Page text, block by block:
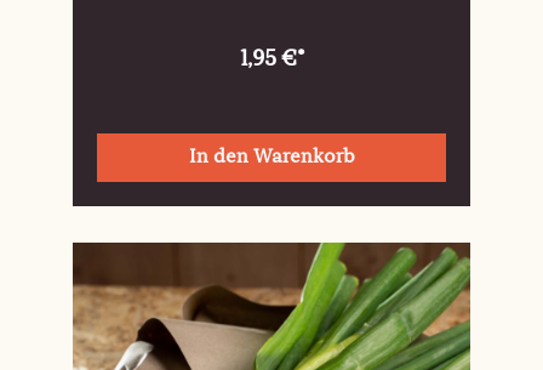
1,95 €*
In den Warenkorb